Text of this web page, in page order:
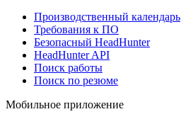
Производственный календарь
Требования к ПО
Безопасный HeadHunter
HeadHunter API
Поиск работы
Поиск по резюме
Мобильное приложение